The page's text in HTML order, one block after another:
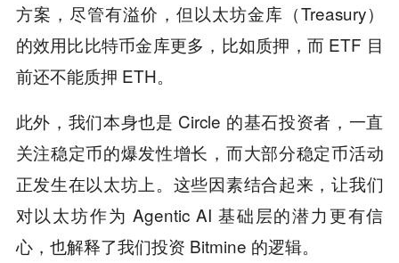
方案，尽管有溢价，但以太坊金库（Treasury）
的效用比比特币金库更多，比如质押，而 ETF 目
前还不能质押 ETH。
此外，我们本身也是 Circle 的基石投资者，一直
关注稳定币的爆发性增长，而大部分稳定币活动
正发生在以太坊上。这些因素结合起来，让我们
对以太坊作为 Agentic AI 基础层的潜力更有信
心，也解释了我们投资 Bitmine 的逻辑。